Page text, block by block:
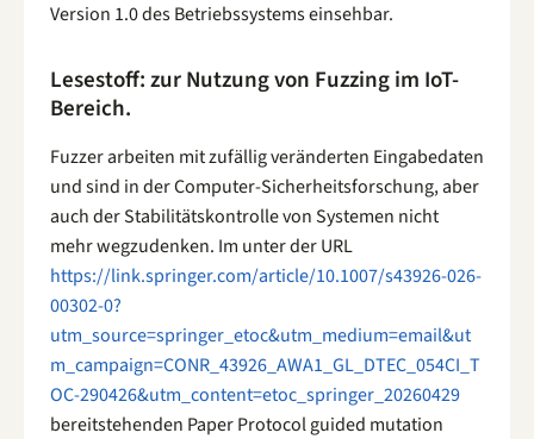
Version 1.0 des Betriebssystems einsehbar.
Lesestoff: zur Nutzung von Fuzzing im IoT-
Bereich.
Fuzzer arbeiten mit zufällig veränderten Eingabedaten
und sind in der Computer-Sicherheitsforschung, aber
auch der Stabilitätskontrolle von Systemen nicht
mehr wegzudenken. Im unter der URL
https://link.springer.com/article/10.1007/s43926-026-
00302-0?
utm_source=springer_etoc&utm_medium=email&ut
m_campaign=CONR_43926_AWA1_GL_DTEC_054CI_T
OC-290426&utm_content=etoc_springer_20260429
bereitstehenden Paper Protocol guided mutation